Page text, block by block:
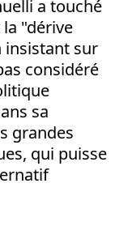
a touché
"dérive
insistant sur
considéré
sa
grandes
qui puisse